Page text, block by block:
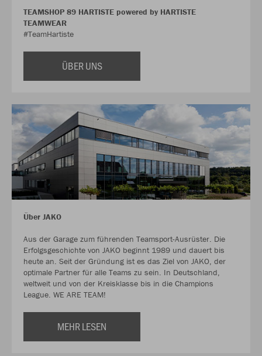
TEAMSHOP 89 HARTISTE powered by HARTISTE
TEAMWEAR
#TeamHartiste
ÜBER UNS
Über JAKO
Aus der Garage zum führenden Teamsport-Ausrüster. Die
Erfolgsgeschichte von JAKO beginnt 1989 und dauert bis
heute an. Seit der Gründung ist es das Ziel von JAKO, der
optimale Partner für alle Teams zu sein. In Deutschland,
weltweit und von der Kreisklasse bis in die Champions
League. WE ARE TEAM!
MEHR LESEN